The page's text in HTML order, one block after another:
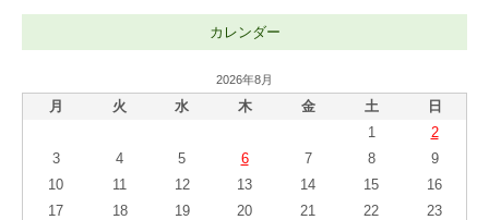
カレンダー
2026年8月
月 火 水 木 金 土 日
1
2
3
4 5 6 7 8
9
10
11 12 13 14 15
16
17
18 19 20 21 22
23